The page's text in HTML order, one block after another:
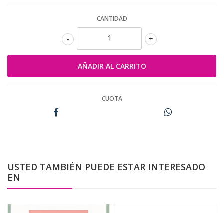
CANTIDAD
+
-
CUOTA
USTED TAMBIÉN PUEDE ESTAR INTERESADO
EN